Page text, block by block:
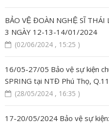
BẢO VỆ ĐOÀN NGHỆ SĨ THÁI
3 NGÀY 12-13-14/01/2024
(02/06/2024 , 15:25 )
16/05-27/05 Bảo vệ sự kiện
SPRING tại NTĐ Phú Thọ,
(28/05/2024 , 16:35 )
17-20/05/2024 Bảo vệ sự